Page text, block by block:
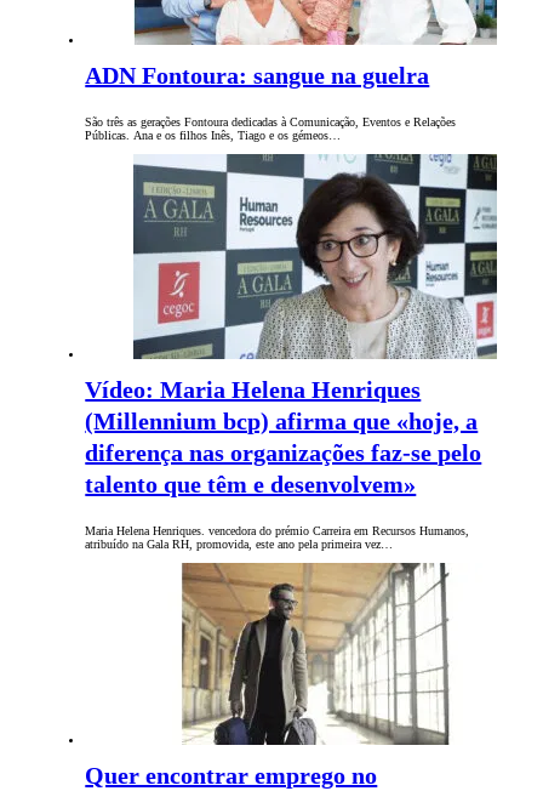
ADN Fontoura: sangue na guelra
São três as gerações Fontoura dedicadas à Comunicação, Eventos e Relações
Públicas. Ana e os filhos Inês, Tiago e os gémeos…
Vídeo: Maria Helena Henriques
(Millennium bcp) afirma que «hoje, a
diferença nas organizações faz-se pelo
talento que têm e desenvolvem»
Maria Helena Henriques. vencedora do prémio Carreira em Recursos Humanos,
atribuído na Gala RH, promovida, este ano pela primeira vez…
Quer encontrar emprego no